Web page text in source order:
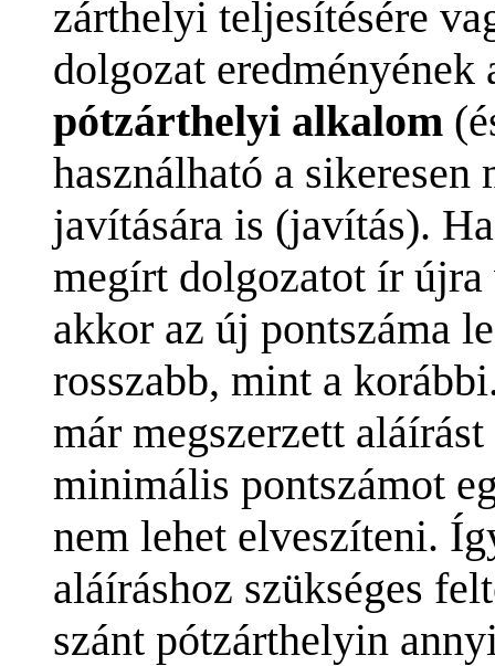
zárthelyi teljesítésére
dolgozat
pótzárthelyi alkalom
használható a
javítására is (javítás).
megírt dolgozatot ír
akkor az új pontszáma
rosszabb, mint a
már megszerzett
minimális pontszámot
nem lehet elveszíteni.
aláíráshoz szükséges
szánt pótzárthelyin